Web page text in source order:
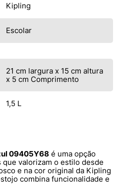
Kipling
Escolar
21 cm largura x 15 cm altura
x 5 cm Comprimento
1,5 L
09405Y68 é uma opção
que valorizam o estilo desde
e na cor original da Kipling
combina funcionalidade e